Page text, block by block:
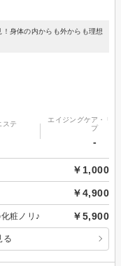
身体の内からも外からも理想
ステ
エイジングケア・リ
プ
-
￥1,000
￥4,900
粧ノリ♪ ￥5,900
る